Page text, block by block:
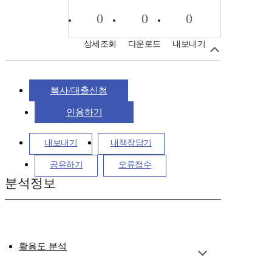
0
상세조회
0
다운로드
0
내보내기
복사/대출신청
인용하기
내보내기 내책장담기
공유하기 오류접수
분석정보
활용도 분석